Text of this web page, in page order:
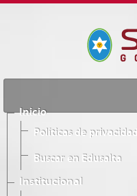
Inicio
Políticas de privacidad
Buscar en Edusalta
Institucional